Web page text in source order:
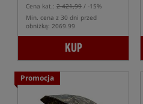
Cena kat.: 2 421,99 / -15%
Min. cena z 30 dni przed
obniżką: 2069.99
KUP
Promocja